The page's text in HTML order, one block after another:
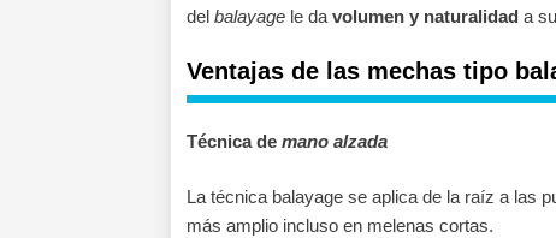
del balayagele da volumen y naturalidad a
Ventajas de las mechas tipo
Técnica de mano alzada
La técnica balayage se aplica de la raíz a las
más amplio incluso en melenas cortas.